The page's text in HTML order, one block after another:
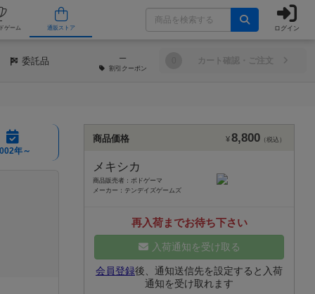
舗 人気ボードゲーム 通販ストア ログイン
委託品 ─
割引 クーポン
カート確認・ご注文
年～
商品価格 ¥8,800 （税込）
メキシカ
商品販売者：ボドゲーマ
メーカー：テンデイズゲームズ
再入荷までお待ち下さい
入荷通知を受け取る
会員登録後、通知送信先を設定すると入荷
通知を受け取れます